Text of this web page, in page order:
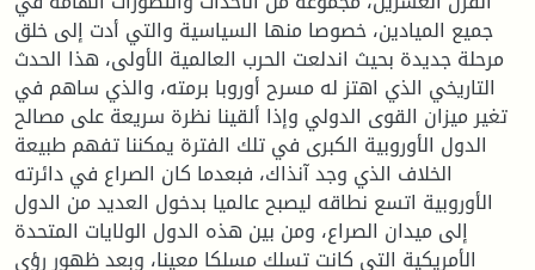
جميع الميادين، خصوصا منها السياسية والتي أدت إلى خلق
مرحلة جديدة بحيث اندلعت الحرب العالمية الأولى، هذا الحدث
التاريخي الذي اهتز له مسرح أوروبا برمته، والذي ساهم في
تغير ميزان القوى الدولي وإذا ألقينا نظرة سريعة على مصالح
الدول الأوروبية الكبرى في تلك الفترة يمكننا تفهم طبيعة
الخلاف الذي وجد آنذاك، فبعدما كان الصراع في دائرته
الأوروبية اتسع نطاقه ليصبح عالميا بدخول العديد من الدول
إلى ميدان الصراع، ومن بين هذه الدول الولايات المتحدة
الأمريكية التي كانت تسلك مسلكا معينا، وبعد ظهور رؤى